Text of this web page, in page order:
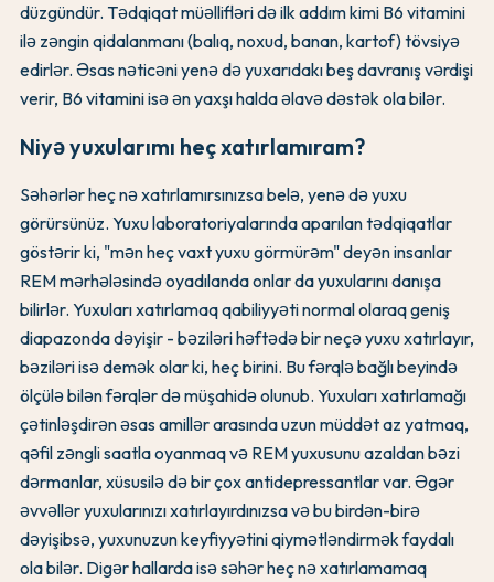
düzgündür. Tədqiqat müəllifləri də ilk addım kimi B6 vitamini
ilə zəngin qidalanmanı (balıq, noxud, banan, kartof) tövsiyə
edirlər. Əsas nəticəni yenə də yuxarıdakı beş davranış vərdişi
verir, B6 vitamini isə ən yaxşı halda əlavə dəstək ola bilər.
Niyə yuxularımı heç xatırlamıram?
Səhərlər heç nə xatırlamırsınızsa belə, yenə də yuxu
görürsünüz. Yuxu laboratoriyalarında aparılan tədqiqatlar
göstərir ki, "mən heç vaxt yuxu görmürəm" deyən insanlar
REM mərhələsində oyadılanda onlar da yuxularını danışa
bilirlər. Yuxuları xatırlamaq qabiliyyəti normal olaraq geniş
diapazonda dəyişir - bəziləri həftədə bir neçə yuxu xatırlayır,
bəziləri isə demək olar ki, heç birini. Bu fərqlə bağlı beyində
ölçülə bilən fərqlər də müşahidə olunub. Yuxuları xatırlamağı
çətinləşdirən əsas amillər arasında uzun müddət az yatmaq,
qəfil zəngli saatla oyanmaq və REM yuxusunu azaldan bəzi
dərmanlar, xüsusilə də bir çox antidepressantlar var. Əgər
əvvəllər yuxularınızı xatırlayırdınızsa və bu birdən-birə
dəyişibsə, yuxunuzun keyfiyyətini qiymətləndirmək faydalı
ola bilər. Digər hallarda isə səhər heç nə xatırlamamaq